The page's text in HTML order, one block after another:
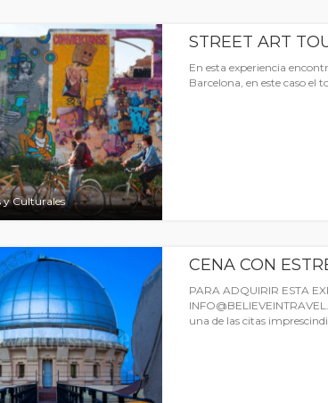
y Culturales
STREET ART
En esta experiencia
Barcelona, en este caso el
CENA CON
PARA ADQUIRIR ESTA
una de las citas